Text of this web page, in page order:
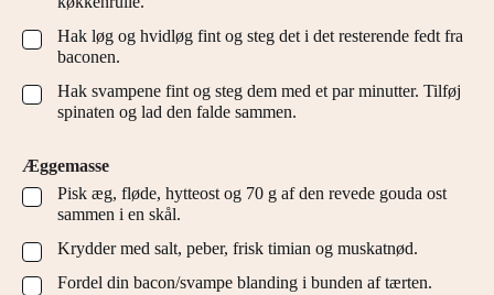
▢
Hak løg og hvidløg fint og steg det i det resterende fedt fra
baconen.
▢
Hak svampene fint og steg dem med et par minutter. Tilføj
spinaten og lad den falde sammen.
Æggemasse
▢
Pisk æg, fløde, hytteost og 70 g af den revede gouda ost
sammen i en skål.
▢
Krydder med salt, peber, frisk timian og muskatnød.
▢
Fordel din bacon/svampe blanding i bunden af tærten.